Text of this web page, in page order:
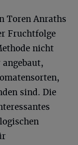
Toren Anraths
Fruchtfolge
nicht
sind. Die